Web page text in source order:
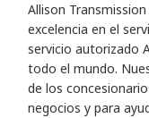
Allison
excelencia en el
servicio autorizado
todo el mundo.
de los
negocios y para